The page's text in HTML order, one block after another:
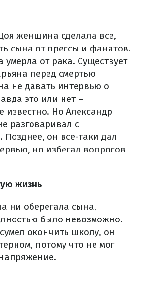
женщина сделала все,
сына от прессы и фанатов.
умерла от рака. Существует
перед смертью
не давать интервью о
это или нет –
известно. Но Александр
разговаривал с
Позднее, он все-таки дал
но избегал вопросов
жизнь
ни оберегала сына,
было невозможно.
окончить школу, он
потому что не мог